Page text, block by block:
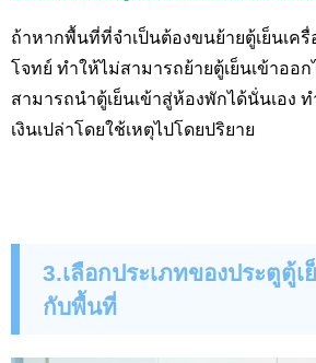
ถ้าหากพื้นที่ที่จำเป็นต้องขนย้ายตู้เย็นเค
โจทย์ ทำให้ไม่สามารถย้ายตู้เย็นเข้าออ
สามารถนำตู้เย็นเข้าสู่ห้องพักได้นั่นเอง ท
เงินเปล่าโดยใช้เหตุไปโดยปริยาย
3.เลือกประเภทของประตูตู้เ
กับพื้นที่